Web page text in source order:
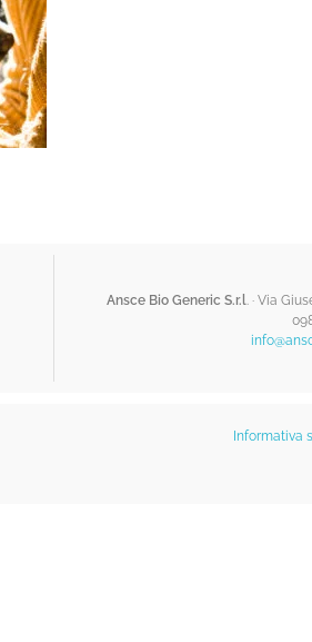
Ansce Bio Generic S.r.l . · Via
Informativa